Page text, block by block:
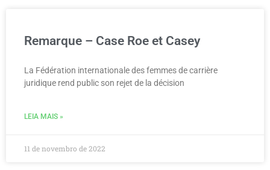
Remarque – Case Roe et Casey
La Fédération internationale des femmes de carrière
juridique rend public son rejet de la décision
LEIA MAIS »
11 de novembro de 2022